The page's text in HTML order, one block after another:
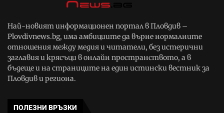
Най-новият информационен портал в Пловдив –
Plovdivnews.bg, има амбициите да върне нормалните
отношения между медия и читатели, без истерични
заглавия и крясъци в онлайн пространството, а в
бъдеще и на страниците на един истински вестник за
Пловдив и региона.
ПОЛЕЗНИ ВРЪЗКИ